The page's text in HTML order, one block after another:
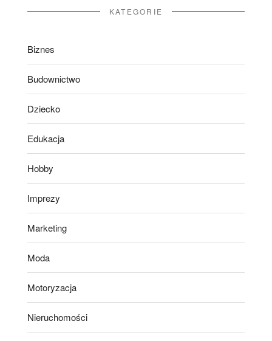
KATEGORIE
Biznes
Budownictwo
Dziecko
Edukacja
Hobby
Imprezy
Marketing
Moda
Motoryzacja
Nieruchomości